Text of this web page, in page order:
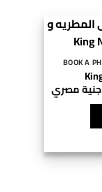
جنية مصرينطاق
السعر:
مصري⁩
هناك
من
الأشكال
المختلفة